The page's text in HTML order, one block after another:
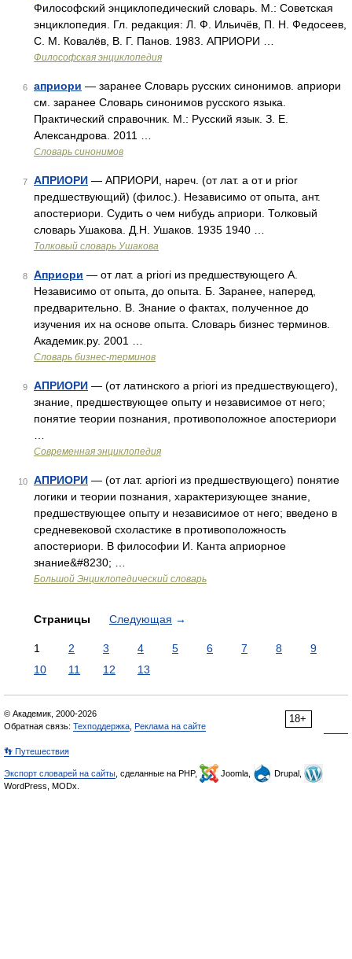
Философский энциклопедический словарь. М.: Советская
энциклопедия. Гл. редакция: Л. Ф. Ильичёв, П. Н. Федосеев,
С. М. Ковалёв, В. Г. Панов. 1983. АПРИОРИ …
Философская энциклопедия
6 априори — заранее Словарь русских синонимов. априори
см. заранее Словарь синонимов русского языка.
Практический справочник. М.: Русский язык. З. Е.
Александрова. 2011 …
Словарь синонимов
7 АПРИОРИ — АПРИОРИ, нареч. (от лат. a от и prior
предшествующий) (филос.). Независимо от опыта, ант.
апостериори. Судить о чем нибудь априори. Толковый
словарь Ушакова. Д.Н. Ушаков. 1935 1940 …
Толковый словарь Ушакова
8 Априори — от лат. a priori из предшествующего А.
Независимо от опыта, до опыта. Б. Заранее, наперед,
предварительно. В. Знание о фактах, полученное до
изучения их на основе опыта. Словарь бизнес терминов.
Академик.ру. 2001 …
Словарь бизнес-терминов
9 АПРИОРИ — (от латинского a priori из предшествующего),
знание, предшествующее опыту и независимое от него;
понятие теории познания, противоположное апостериори
Современная энциклопедия
10 АПРИОРИ — (от лат. apriori из предшествующего) понятие
логики и теории познания, характеризующее знание,
предшествующее опыту и независимое от него; введено в
средневековой схоластике в противоположность
апостериори. В философии И. Канта априорное
знание&#8230; …
Большой Энциклопедический словарь
Страницы Следующая →
1 2 3 4 5 6 7 8
9
10
11 12 13
18+
© Академик, 2000-2026
Обратная связь: Техподдержка Реклама на сайте
👣 Путешествия
Экспорт словарей на сайты , сделанные на PHP, Joomla,
Drupal,
WordPress, MODx.